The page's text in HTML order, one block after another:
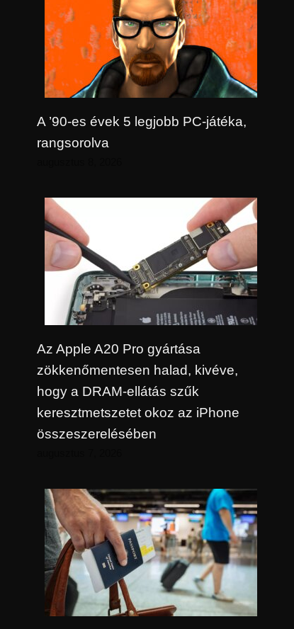
A ’90-es évek 5 legjobb PC-játéka,
rangsorolva
Az Apple A20 Pro gyártása
zökkenőmentesen halad, kivéve,
hogy a DRAM-ellátás szűk
keresztmetszetet okoz az iPhone
összeszerelésében